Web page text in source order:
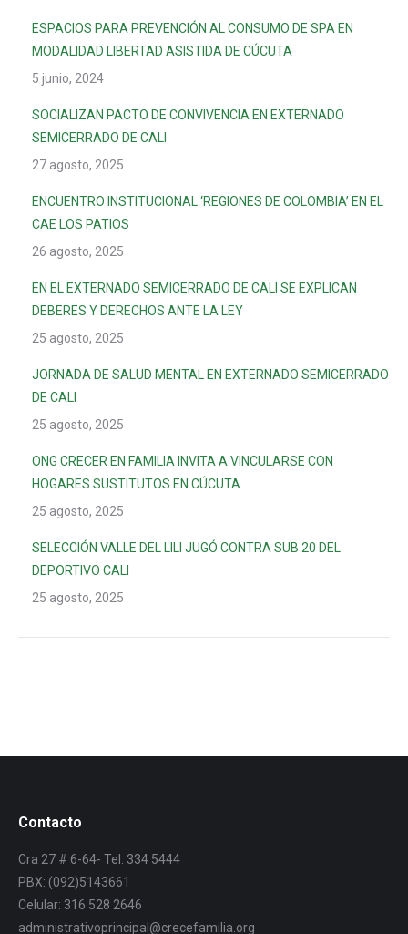
ESPACIOS PARA PREVENCIÓN AL CONSUMO DE SPA EN
MODALIDAD LIBERTAD ASISTIDA DE CÚCUTA
5 junio, 2024
SOCIALIZAN PACTO DE CONVIVENCIA EN EXTERNADO
SEMICERRADO DE CALI
27 agosto, 2025
ENCUENTRO INSTITUCIONAL ‘REGIONES DE COLOMBIA’ EN EL
CAE LOS PATIOS
26 agosto, 2025
EN EL EXTERNADO SEMICERRADO DE CALI SE EXPLICAN
DEBERES Y DERECHOS ANTE LA LEY
25 agosto, 2025
JORNADA DE SALUD MENTAL EN EXTERNADO SEMICERRADO
DE CALI
25 agosto, 2025
ONG CRECER EN FAMILIA INVITA A VINCULARSE CON
HOGARES SUSTITUTOS EN CÚCUTA
25 agosto, 2025
SELECCIÓN VALLE DEL LILI JUGÓ CONTRA SUB 20 DEL
DEPORTIVO CALI
25 agosto, 2025
Contacto
Cra 27 # 6-64- Tel: 334 5444
PBX: (092)5143661
Celular: 316 528 2646
administrativoprincipal@crecefamilia.org